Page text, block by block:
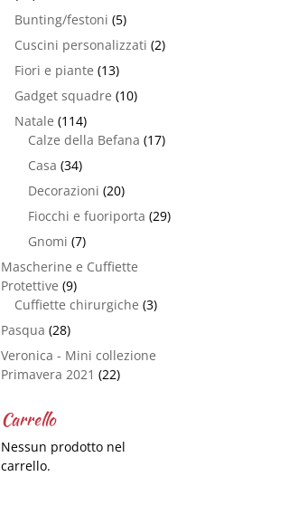
Bunting/festoni (5)
Cuscini personalizzati (2)
Fiori e piante (13)
Gadget squadre (10)
Natale (114)
Calze della Befana (17)
Casa (34)
Decorazioni (20)
Fiocchi e fuoriporta (29)
Gnomi (7)
Mascherine e Cuffiette
Protettive (9)
Cuffiette chirurgiche (3)
Pasqua (28)
Veronica - Mini collezione
Primavera 2021 (22)
Carrello
Nessun prodotto nel
carrello.